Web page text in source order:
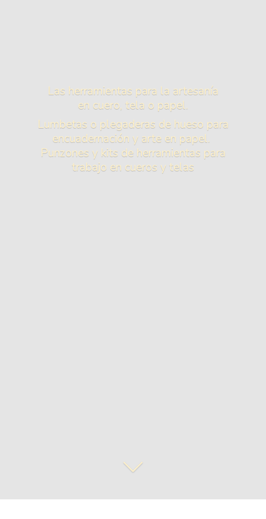
Las herramientas para la artesanía
en cuero, tela o papel.
Lumbetas o plegaderas de hueso para
encuadernación y arte en papel.
Punzones y kits de herramientas para
trabajo en cueros y telas